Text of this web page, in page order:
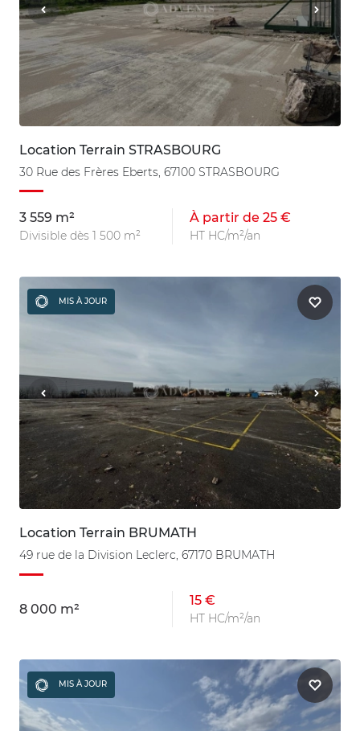
Location Terrain STRASBOURG
30 Rue des Frères Eberts, 67100 STRASBOURG
3 559 m²
Divisible dès 1 500 m²
À partir de 25 €
HT HC/m²/an
MIS À JOUR
Location Terrain BRUMATH
49 rue de la Division Leclerc, 67170 BRUMATH
8 000 m²
15 €
HT HC/m²/an
MIS À JOUR